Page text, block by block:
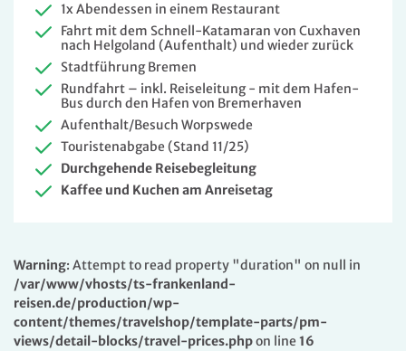
1x Abendessen in einem Restaurant
Fahrt mit dem Schnell-Katamaran von Cuxhaven
nach Helgoland (Aufenthalt) und wieder zurück
Stadtführung Bremen
Rundfahrt – inkl. Reiseleitung - mit dem Hafen-
Bus durch den Hafen von Bremerhaven
Aufenthalt/Besuch Worpswede
Touristenabgabe (Stand 11/25)
Durchgehende Reisebegleitung
Kaffee und Kuchen am Anreisetag
Warning: Attempt to read property "duration" on null in
/var/www/vhosts/ts-frankenland-
reisen.de/production/wp-
content/themes/travelshop/template-parts/pm-
views/detail-blocks/travel-prices.phpon line 16